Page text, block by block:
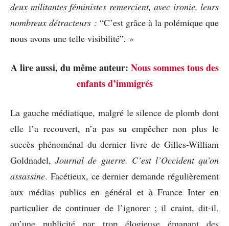
deux militantes féministes remercient, avec ironie, leurs
nombreux détracteurs : “C’est grâce à la polémique que
nous avons une telle visibilité”. »
A lire aussi, du même auteur: Nous sommes tous des
enfants d’immigrés
La gauche médiatique, malgré le silence de plomb dont
elle l’a recouvert, n’a pas su empêcher non plus le
succès phénoménal du dernier livre de Gilles-William
Goldnadel,Journal de guerre. C’est l’Occident qu’on
assassine. Facétieux, ce dernier demande régulièrement
aux médias publics en général et à France Inter en
particulier de continuer de l’ignorer ; il craint, dit-il,